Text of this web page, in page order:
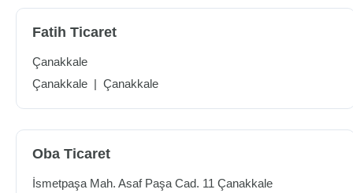
Fatih Ticaret
Çanakkale
Çanakkale | Çanakkale
Oba Ticaret
İsmetpaşa Mah. Asaf Paşa Cad. 11 Çanakkale